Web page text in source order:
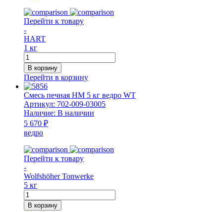
Перейти к товару
-
HART
1 кг
Количество
товара
Масса
кислотостойкая
Saurekit
1
кг
HART
В корзину
Перейти в корзину
Смесь печная НМ 5 кг ведро WT
Артикул: 702-009-03005
Наличие: В наличии
5 670 ₽
ведро
Перейти к товару
-
Wolfshöher Tonwerke
5 кг
Количество
товара
В корзину